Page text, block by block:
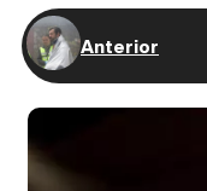
Anterior